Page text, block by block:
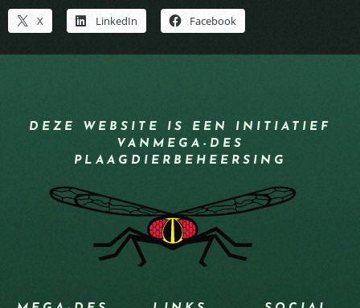
X LinkedIn Facebook
DEZE WEBSITE IS EEN INITIATIEF
VAN MEGA-DES
PLAAGDIERBEHEERSING